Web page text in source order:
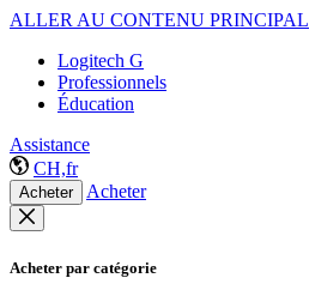
ALLER AU CONTENU PRINCIPAL
Logitech G
Professionnels
Éducation
Assistance
CH,fr
Acheter Acheter
Acheter par catégorie